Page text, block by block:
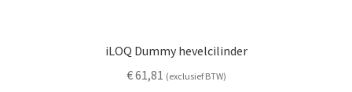
iLOQ Dummy hevelcilinder
€61,81 (exclusief BTW)